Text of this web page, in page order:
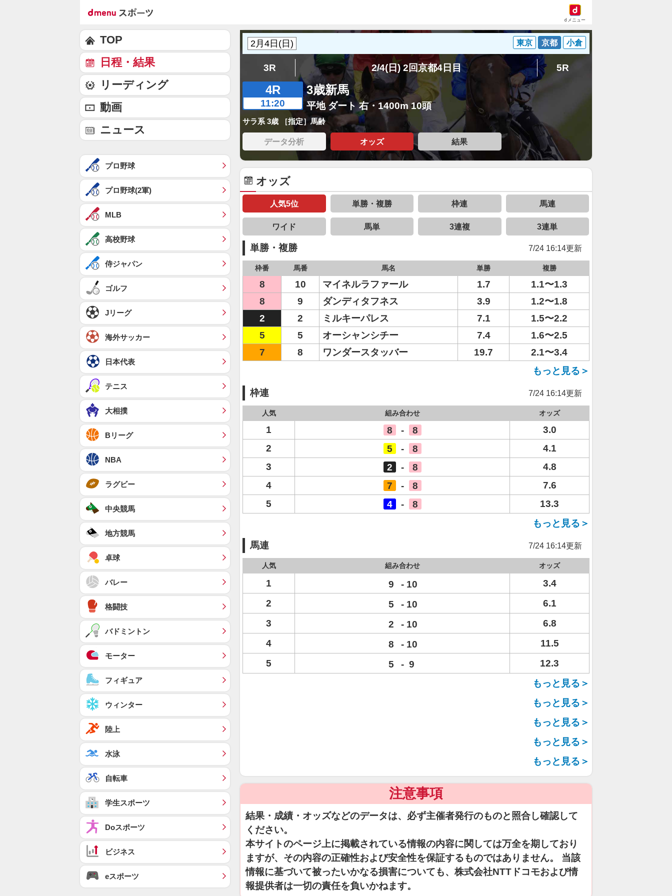
dメニュー
東京 京都 小倉
3R 2/4(日) 2回京都4日目 5R
4R
11:20
3歳新馬
平地 ダート 右・1400m 10頭
サラ系 3歳 ［指定］馬齢
データ分析 オッズ 結果
オッズ
人気5位 単勝・複勝 枠連 馬連
ワイド 馬単 3連複 3連単
単勝・複勝 7/24 16:14更新
枠番 馬番 馬名 単勝 複勝
8 10 マイネルラファール 1.7
1.1〜1.3
8
9 ダンディタフネス 3.9
1.2〜1.8
2
2 ミルキーパレス 7.1
1.5〜2.2
5
5 オーシャンシチー 7.4
1.6〜2.5
7
8 ワンダースタッバー 19.7
2.1〜3.4
もっと見る＞
枠連 7/24 16:14更新
人気 組み合わせ オッズ
1 8 - 8
3.0
2
5 - 8
4.1
3
2 - 8
4.8
4
7 - 8
7.6
5
4 - 8
13.3
もっと見る＞
馬連 7/24 16:14更新
人気 組み合わせ オッズ
1 9 - 10
3.4
2
5 - 10
6.1
3
2 - 10
6.8
4
8 - 10
11.5
5
5 - 9
12.3
もっと見る＞
もっと見る＞
もっと見る＞
もっと見る＞
もっと見る＞
注意事項
結果・成績・オッズなどのデータは、必ず主催者発行のものと照合し確認して
ください。
本サイトのページ上に掲載されている情報の内容に関しては万全を期しており
ますが、その内容の正確性および安全性を保証するものではありません。 当該
情報に基づいて被ったいかなる損害についても、株式会社NTTドコモおよび情
報提供者は一切の責任を負いかねます。
TOP
日程・結果
リーディング
動画
ニュース
プロ野球
プロ野球(2軍)
MLB
高校野球
侍ジャパン
ゴルフ
Jリーグ
海外サッカー
日本代表
テニス
大相撲
Bリーグ
NBA
ラグビー
中央競馬
地方競馬
卓球
バレー
格闘技
バドミントン
モーター
フィギュア
ウィンター
陸上
水泳
自転車
学生スポーツ
Doスポーツ
ビジネス
eスポーツ